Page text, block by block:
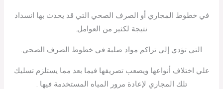
في خطوط المجاري أو الصرف الصحي التي قد يحدث بها انسداد
نتيجة لكثير من العوامل.
التي تؤدي إلي تراكم مواد صلبة في خطوط الصرف الصحي.
علي اختلاف أنواعها ويصعب تصريفها فيما بعد مما يستلزم تسليك
تلك المجاري لإعادة مرور المياه المستخدمة فيها .